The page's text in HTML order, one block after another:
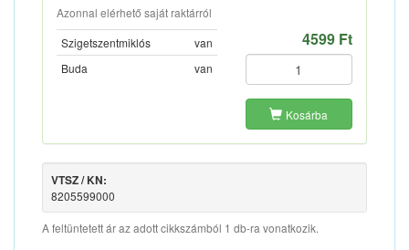
Azonnal elérhető saját raktárról
Szigetszentmiklós
van
Buda
van
4599 Ft
Kosárba
VTSZ / KN:
8205599000
A feltüntetett ár az adott cikkszámból 1 db-ra vonatkozik.